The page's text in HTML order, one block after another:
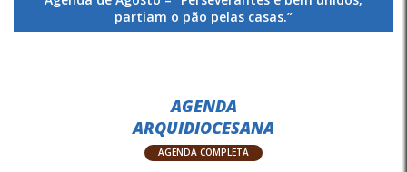
partiam o pão pelas casas.”
AGENDA
ARQUIDIOCESANA
AGENDA COMPLETA